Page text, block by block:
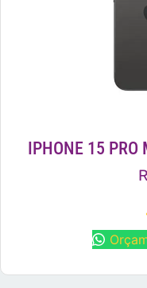
IPHONE 15